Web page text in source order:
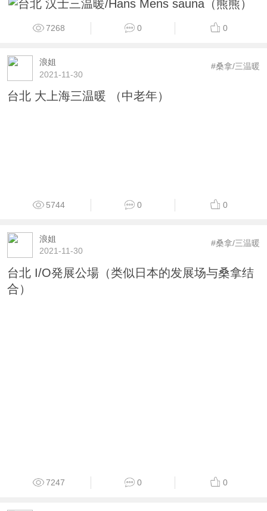
7268 0 0
浪姐
2021-11-30
#桑拿/三温暖
台北 大上海三温暖 （中老年）
5744 0 0
浪姐
2021-11-30
#桑拿/三温暖
台北 I/O発展公場（类似日本的发展场与桑拿结
合）
7247 0 0